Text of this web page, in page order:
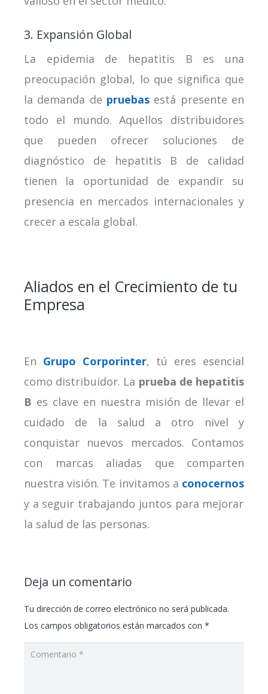
3. Expansión Global
La epidemia de hepatitis B es una
preocupación global, lo que significa que
la demanda de pruebas está presente en
todo el mundo. Aquellos distribuidores
que pueden ofrecer soluciones de
diagnóstico de hepatitis B de calidad
tienen la oportunidad de expandir su
presencia en mercados internacionales y
crecer a escala global.
Aliados en el Crecimiento de tu
Empresa
En Grupo Corporinter, tú eres esencial
como distribuidor. La prueba de hepatitis
B es clave en nuestra misión de llevar el
cuidado de la salud a otro nivel y
conquistar nuevos mercados. Contamos
con marcas aliadas que comparten
nuestra visión. Te invitamos a conocernos
y a seguir trabajando juntos para mejorar
la salud de las personas.
Deja un comentario
Tu dirección de correo electrónico no será publicada.
Los campos obligatorios están marcados con *